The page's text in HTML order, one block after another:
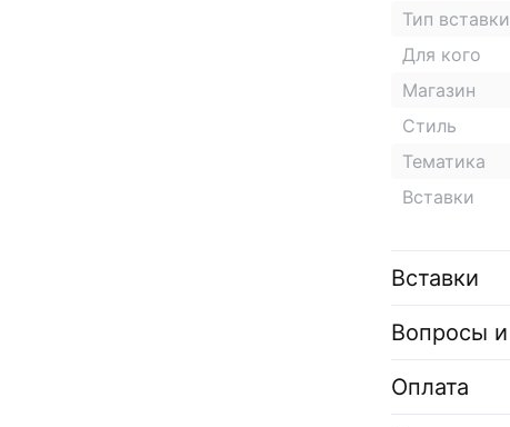
Тип вставки
Для кого
Магазин
Стиль
Тематика
Вставки
Вставки
Вопросы
Оплата